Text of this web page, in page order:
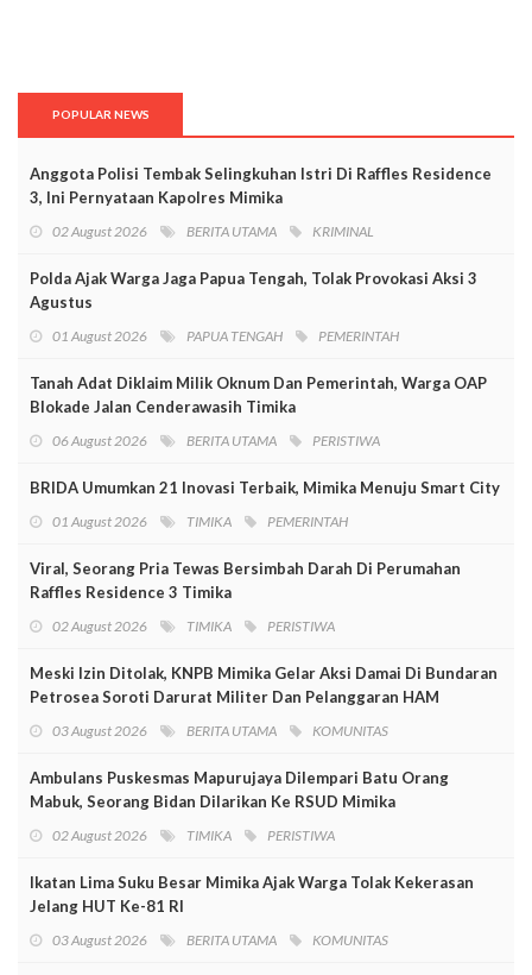
POPULAR NEWS
Anggota Polisi Tembak Selingkuhan Istri Di Raffles Residence
3, Ini Pernyataan Kapolres Mimika
02 August 2026 BERITA UTAMA KRIMINAL
Polda Ajak Warga Jaga Papua Tengah, Tolak Provokasi Aksi 3
Agustus
01 August 2026 PAPUA TENGAH PEMERINTAH
Tanah Adat Diklaim Milik Oknum Dan Pemerintah, Warga OAP
Blokade Jalan Cenderawasih Timika
06 August 2026 BERITA UTAMA PERISTIWA
BRIDA Umumkan 21 Inovasi Terbaik, Mimika Menuju Smart City
01 August 2026 TIMIKA PEMERINTAH
Viral, Seorang Pria Tewas Bersimbah Darah Di Perumahan
Raffles Residence 3 Timika
02 August 2026 TIMIKA PERISTIWA
Meski Izin Ditolak, KNPB Mimika Gelar Aksi Damai Di Bundaran
Petrosea Soroti Darurat Militer Dan Pelanggaran HAM
03 August 2026 BERITA UTAMA KOMUNITAS
Ambulans Puskesmas Mapurujaya Dilempari Batu Orang
Mabuk, Seorang Bidan Dilarikan Ke RSUD Mimika
02 August 2026 TIMIKA PERISTIWA
Ikatan Lima Suku Besar Mimika Ajak Warga Tolak Kekerasan
Jelang HUT Ke-81 RI
03 August 2026 BERITA UTAMA KOMUNITAS